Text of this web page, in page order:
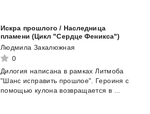
Искра прошлого / Наследница
пламени (Цикл "Сердце Феникса")
Людмила Закалюжная
0
Дилогия написана в рамках Литмоба
"Шанс исправить прошлое". Героиня с
помощью кулона возвращается в